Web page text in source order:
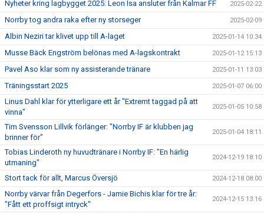
Nyheter kring lagbygget 2025: Leon Isa ansluter från Kalmar FF 2025-02-22
Norrby tog andra raka efter ny storseger 2025-02-09
Albin Neziri tar klivet upp till A-laget 2025-01-14 10:34
Musse Bäck Engström belönas med A-lagskontrakt 2025-01-12 15:13
Pavel Aso klar som ny assisterande tränare 2025-01-11 13:03
Träningsstart 2025 2025-01-07 06:00
Linus Dahl klar för ytterligare ett år "Extremt taggad på att
vinna"
2025-01-05 10:58
Tim Svensson Lillvik förlänger: "Norrby IF är klubben jag
brinner för"
2025-01-04 18:11
Tobias Linderoth ny huvudtränare i Norrby IF: "En härlig
utmaning"
2024-12-19 18:10
Stort tack för allt, Marcus Översjö 2024-12-18 08:00
Norrby värvar från Degerfors - Jamie Bichis klar för tre år:
"Fått ett proffsigt intryck"
2024-12-15 13:16